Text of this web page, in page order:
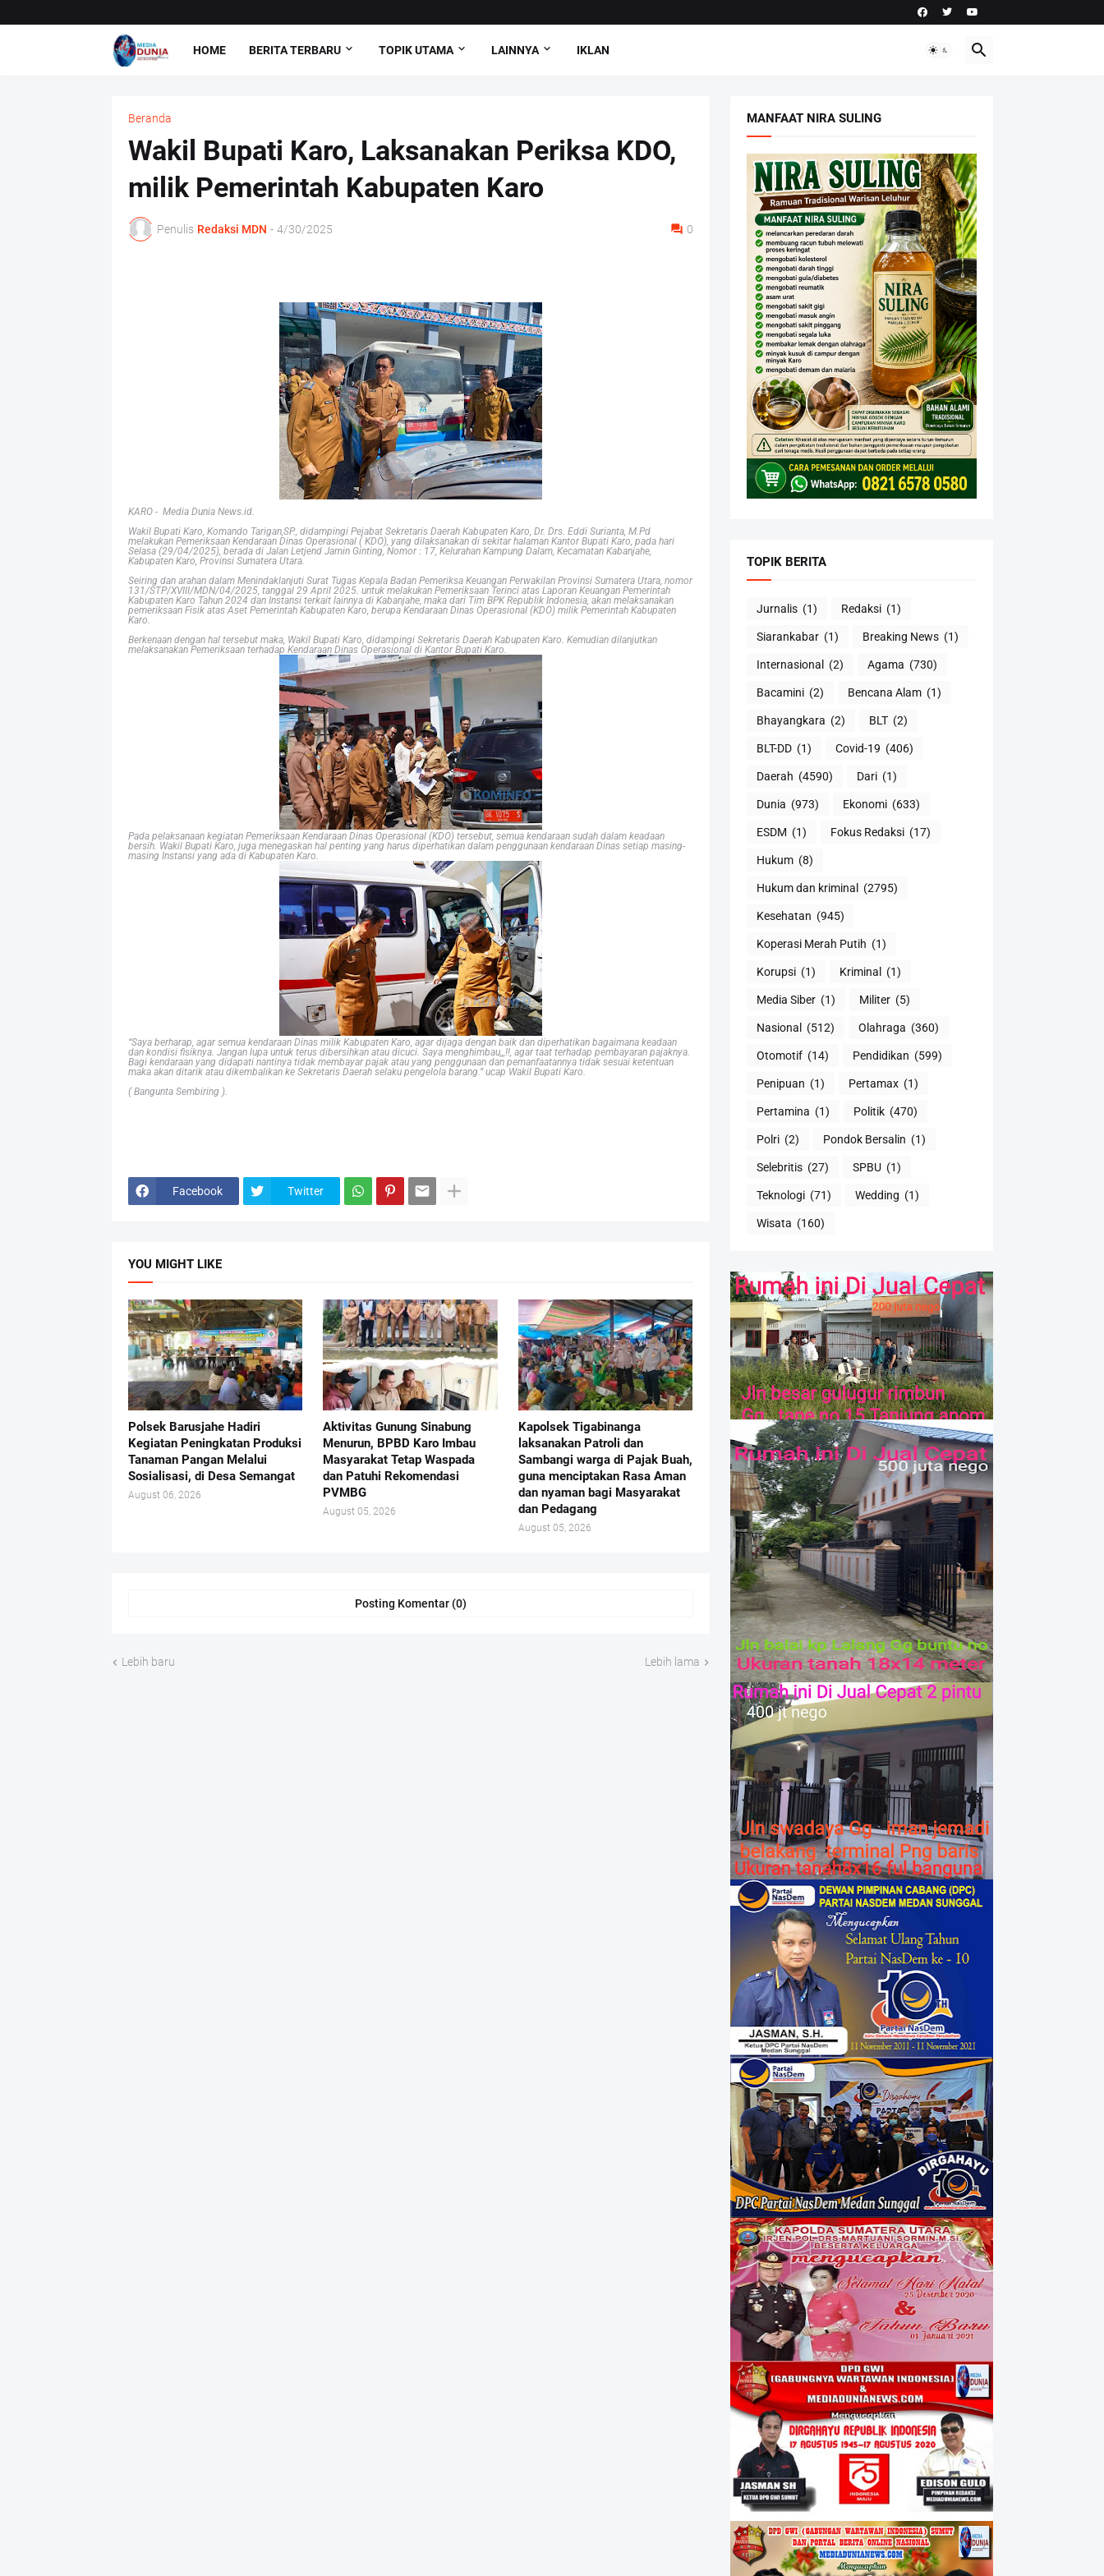
HOME BERITA TERBARU TOPIK UTAMA LAINNYA IKLAN
Beranda
Wakil Bupati Karo, Laksanakan Periksa KDO,
milik Pemerintah Kabupaten Karo
Penulis Redaksi MDN - 4/30/2025 0
KARO - Media Dunia News.id.
Wakil Bupati Karo, Komando Tarigan,SP., didampingi Pejabat Sekretaris Daerah Kabupaten Karo, Dr. Drs. Eddi Surianta, M.Pd
melakukan Pemeriksaan Kendaraan Dinas Operasional ( KDO), yang dilaksanakan di sekitar halaman Kantor Bupati Karo, pada hari
Selasa (29/04/2025), berada di Jalan Letjend Jamin Ginting, Nomor : 17, Kelurahan Kampung Dalam, Kecamatan Kabanjahe,
Kabupaten Karo, Provinsi Sumatera Utara.
Seiring dan arahan dalam Menindaklanjuti Surat Tugas Kepala Badan Pemeriksa Keuangan Perwakilan Provinsi Sumatera Utara, nomor
131/STP/XVIII/MDN/04/2025, tanggal 29 April 2025. untuk melakukan Pemeriksaan Terinci atas Laporan Keuangan Pemerintah
Kabupaten Karo Tahun 2024 dan Instansi terkait lainnya di Kabanjahe, maka dari Tim BPK Republik Indonesia, akan melaksanakan
pemeriksaan Fisik atas Aset Pemerintah Kabupaten Karo, berupa Kendaraan Dinas Operasional (KDO) milik Pemerintah Kabupaten
Karo.
Berkenaan dengan hal tersebut maka, Wakil Bupati Karo, didampingi Sekretaris Daerah Kabupaten Karo. Kemudian dilanjutkan
melaksanakan Pemeriksaan terhadap Kendaraan Dinas Operasional di Kantor Bupati Karo.
Pada pelaksanaan kegiatan Pemeriksaan Kendaraan Dinas Operasional (KDO) tersebut, semua kendaraan sudah dalam keadaan
bersih. Wakil Bupati Karo, juga menegaskan hal penting yang harus diperhatikan dalam penggunaan kendaraan Dinas setiap masing-
masing Instansi yang ada di Kabupaten Karo.
“Saya berharap, agar semua kendaraan Dinas milik Kabupaten Karo, agar dijaga dengan baik dan diperhatikan bagaimana keadaan
dan kondisi fisiknya. Jangan lupa untuk terus dibersihkan atau dicuci. Saya menghimbau,,,!!, agar taat terhadap pembayaran pajaknya.
Bagi kendaraan yang didapati nantinya tidak membayar pajak atau yang penggunaan dan pemanfaatannya tidak sesuai ketentuan
maka akan ditarik atau dikembalikan ke Sekretaris Daerah selaku pengelola barang.” ucap Wakil Bupati Karo.
( Bangunta Sembiring ).
Facebook Twitter
YOU MIGHT LIKE
Polsek Barusjahe Hadiri
Kegiatan Peningkatan Produksi
Tanaman Pangan Melalui
Sosialisasi, di Desa Semangat
August 06, 2026
Aktivitas Gunung Sinabung
Menurun, BPBD Karo Imbau
Masyarakat Tetap Waspada
dan Patuhi Rekomendasi
PVMBG
August 05, 2026
Kapolsek Tigabinanga
laksanakan Patroli dan
Sambangi warga di Pajak Buah,
guna menciptakan Rasa Aman
dan nyaman bagi Masyarakat
dan Pedagang
August 05, 2026
Posting Komentar (0)
Lebih baru Lebih lama
MANFAAT NIRA SULING
TOPIK BERITA
Jurnalis (1) Redaksi (1)
Siarankabar (1) Breaking News (1)
Internasional (2) Agama (730)
Bacamini (2) Bencana Alam (1)
Bhayangkara (2) BLT (2)
BLT-DD (1) Covid-19 (406)
Daerah (4590) Dari (1)
Dunia (973) Ekonomi (633)
ESDM (1) Fokus Redaksi (17)
Hukum (8)
Hukum dan kriminal (2795)
Kesehatan (945)
Koperasi Merah Putih (1)
Korupsi (1) Kriminal (1)
Media Siber (1) Militer (5)
Nasional (512) Olahraga (360)
Otomotif (14) Pendidikan (599)
Penipuan (1) Pertamax (1)
Pertamina (1) Politik (470)
Polri (2) Pondok Bersalin (1)
Selebritis (27) SPBU (1)
Teknologi (71) Wedding (1)
Wisata (160)